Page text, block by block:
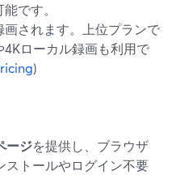
です。
されます。上位プランで
ローカル録画も利用で
)
ージを提供し、ブラウザ
トールやログイン不要